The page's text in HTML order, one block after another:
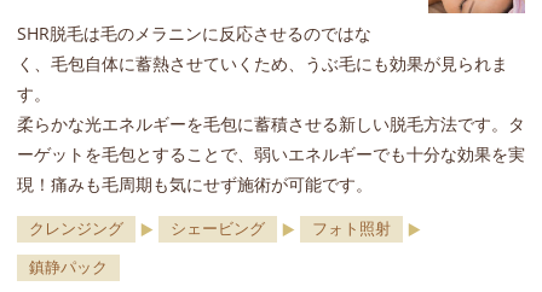
SHR脱毛は毛のメラニンに反応させるのではな
く、毛包自体に蓄熱させていくため、うぶ毛にも効果が見られま
す。
柔らかな光エネルギーを毛包に蓄積させる新しい脱毛方法です。タ
ーゲットを毛包とすることで、弱いエネルギーでも十分な効果を実
現！痛みも毛周期も気にせず施術が可能です。
クレンジング シェービング
フォト照射
鎮静パック